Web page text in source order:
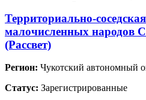
Территориально-
малочисленных
(Рассвет)
Регион: Чукотский автономный
Статус: Зарегистрированные